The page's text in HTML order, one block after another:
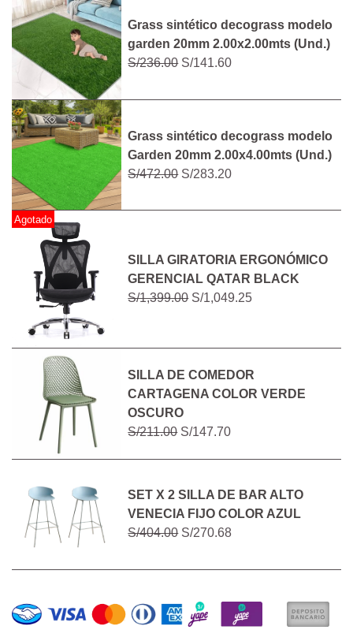
Grass sintético decograss modelo
garden 20mm 2.00x2.00mts (Und.)
S/236.00S/141.60
Grass sintético decograss modelo
Garden 20mm 2.00x4.00mts (Und.)
S/472.00S/283.20
Agotado
SILLA GIRATORIA ERGONÓMICO
GERENCIAL QATAR BLACK
S/1,399.00S/1,049.25
SILLA DE COMEDOR
CARTAGENA COLOR VERDE
OSCURO
S/211.00S/147.70
SET X 2 SILLA DE BAR ALTO
VENECIA FIJO COLOR AZUL
S/404.00S/270.68